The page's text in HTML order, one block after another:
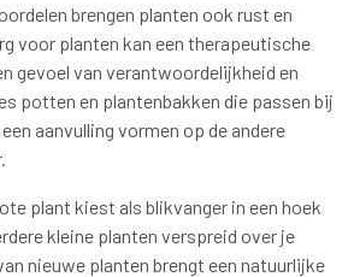
brengen planten ook rust en
voor planten kan een therapeutische
gevoel van verantwoordelijkheid en
potten en plantenbakken die passen bij
aanvulling vormen op de andere
plant kiest als blikvanger in een hoek
kleine planten verspreid over je
nieuwe planten brengt een natuurlijke